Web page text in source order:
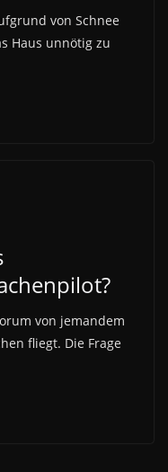
von Schnee
Haus unnötig zu
von jemandem
fliegt. Die Frage